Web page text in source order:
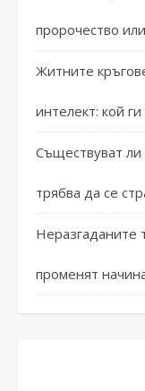
пророчество
Житните
интелект: кой
Съществуват
трябва да се
Неразгаданите
променят